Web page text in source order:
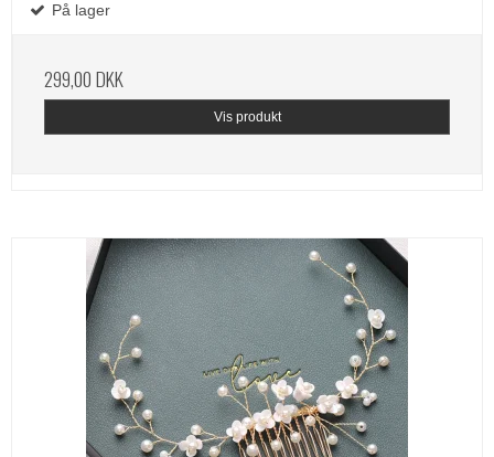
På lager
299,00 DKK
Vis produkt